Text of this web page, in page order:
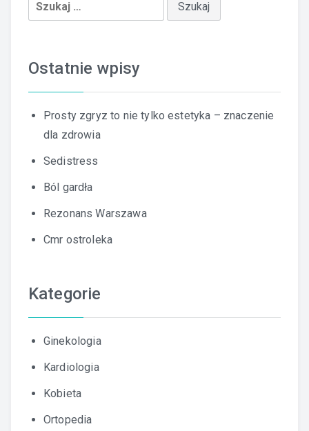
Ostatnie wpisy
Prosty zgryz to nie tylko estetyka – znaczenie
dla zdrowia
Sedistress
Ból gardła
Rezonans Warszawa
Cmr ostroleka
Kategorie
Ginekologia
Kardiologia
Kobieta
Ortopedia